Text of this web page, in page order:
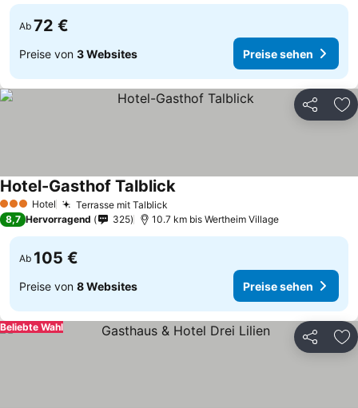
Ab 72 €
Preise von 3 Websites Preise sehen
Teilen
3 SterneHotel Terrasse mit Talblick
Hotel-Gasthof Talblick
8,7 Hervorragend 325 10.7 km bis Wertheim Village
Ab 105 €
Preise von 8 Websites Preise sehen
Teilen
Beliebte Wahl